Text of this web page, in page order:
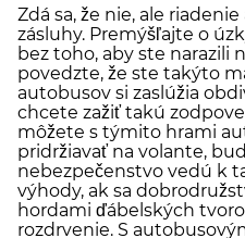
Zdá sa, že nie, ale
zásluhy. Premýšľajte o
bez toho, aby ste narazili
povedzte, že ste takýto
autobusov si zaslúžia
chcete zažiť takú
môžete s týmito hrami
pridržiavať na volante,
nebezpečenstvo vedú k
výhody, ak sa
hordami ďábelských
rozdrvenie. S